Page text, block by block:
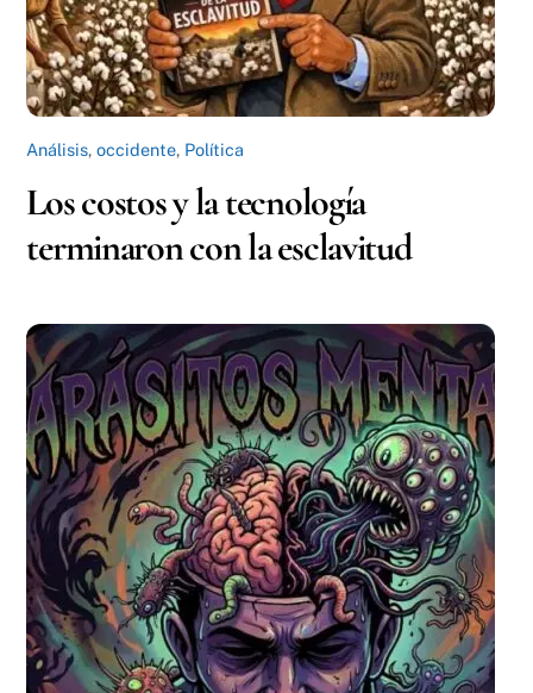
Análisis,occidente, Política
Los costos y la tecnología
terminaron con la esclavitud